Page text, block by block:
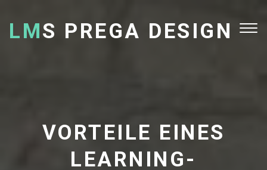
LMS PREGA DESIGN
VORTEILE EINES
LEARNING-